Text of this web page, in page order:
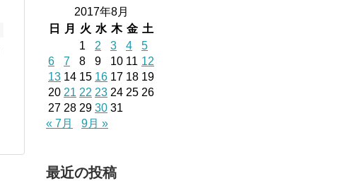
2017年8月
日
月 火 水 木 金 土
1
2 3 4
5
6
7 8 9 10 11 12
13 14 15 16 17 18 19
20 21 22 23 24 25 26
27 28 29 30 31
« 7月
9月 »
最近の投稿